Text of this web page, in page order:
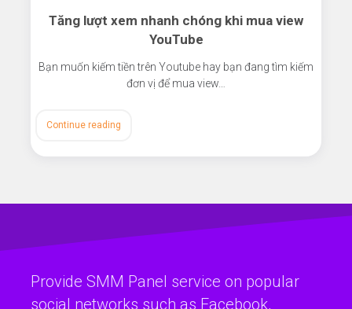
Tăng lượt xem nhanh chóng khi mua view
YouTube
Bạn muốn kiếm tiền trên Youtube hay bạn đang tìm kiếm
đơn vị để mua view…
Continue reading
Provide SMM Panel service on popular
social networks such as Facebook,